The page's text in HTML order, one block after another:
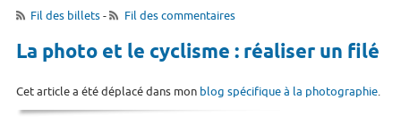
Fil des billets- Fil des commentaires
La photo et le cyclisme : réaliser un filé
Cet article a été déplacé dans mon blog spécifique à la photographie.